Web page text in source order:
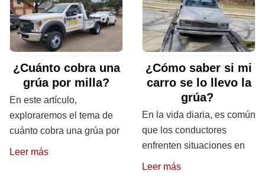
¿Cuánto cobra una
grúa por milla?
En este artículo,
exploraremos el tema de
cuánto cobra una grúa por
Leer más
¿Cómo saber si mi
carro se lo llevo la
grúa?
En la vida diaria, es común
que los conductores
enfrenten situaciones en
Leer más